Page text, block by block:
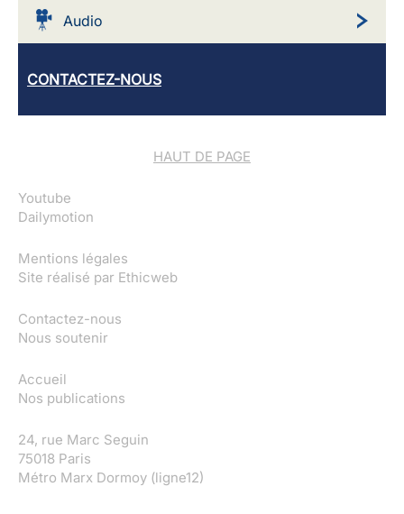
Audio
CONTACTEZ-NOUS
HAUT DE PAGE
Youtube
Dailymotion
Mentions légales
Site réalisé par Ethicweb
Contactez-nous
Nous soutenir
Accueil
Nos publications
24, rue Marc Seguin
75018 Paris
Métro Marx Dormoy (ligne12)